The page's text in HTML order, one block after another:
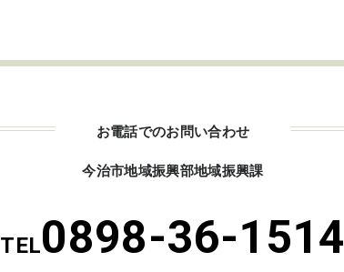
お電話でのお問い合わせ
今治市地域振興部地域振興課
TEL0898-36-1514